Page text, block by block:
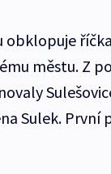
městu. Z
Sulek. První